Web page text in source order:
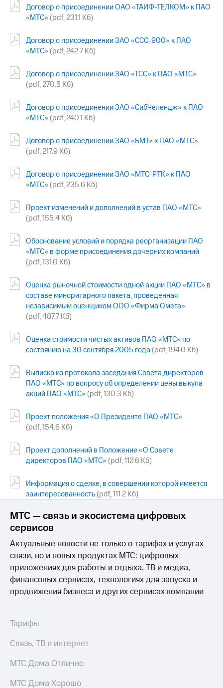
Раскрытие
информации
акционерам
Документы
ПАО
Собрания
акционеров
кабинет
акционера
Акционерный
Контроль
и
Рынок
акций
Программа
приобретения
выкупа
акций
Дивиденды
Рынок
Описание
Еврооблигации-2023
Уведомление
именных
облигаций
Регистратор
Реквизиты
Контакты
развитие
деловая этика
На главную
Договор о присоединении ОАО «ТАИФ-ТЕЛКОМ» к ПАО
«МТС» (pdf, 231.1 Кб)
Договор о присоединении ЗАО «ССС-900» к ПАО
«МТС» (pdf, 242.7 Кб)
Договор о присоединении ЗАО «ТСС» к ПАО «МТС»
(pdf, 270.5 Кб)
Договор о присоединении ЗАО «СибЧелендж» к ПАО
«МТС» (pdf, 240.1 Кб)
Договор о присоединении ЗАО «БМТ» к ПАО «МТС»
(pdf, 217.9 Кб)
Договор о присоединении ЗАО «МТС-РТК» к ПАО
«МТС» (pdf, 235.6 Кб)
Проект изменений и дополнений в устав ПАО «МТС»
(pdf, 155.4 Кб)
Обоснование условий и порядка реорганизации ПАО
«МТС» в форме присоединения дочерних компаний
(pdf, 131.0 Кб)
Оценка рыночной стоимости одной акции ПАО «МТС» в
составе миноритарного пакета, проведенная
независимым оценщиком ООО «Фирма Омега»
(pdf, 487.7 Кб)
Оценка стоимости чистых активов ПАО «МТС» по
состоянию на 30 сентября 2005 года (pdf, 194.0 Кб)
Выписка из протокола заседания Совета директоров
ПАО «МТС» по вопросу об определении цены выкупа
акций ПАО «МТС» (pdf, 130.3 Кб)
Проект положения «О Президенте ПАО «МТС»
(pdf, 154.6 Кб)
Проект дополнений в Положение «О Совете
директоров ПАО «МТС» (pdf, 112.6 Кб)
Информация о сделке, в совершении которой имеется
заинтересованность(pdf, 111.2 Кб)
МТС — связь и экосистема цифровых
сервисов
Актуальные новости не только о тарифах и услугах
связи, но и новых продуктах МТС: цифровых
приложениях для работы и отдыха, ТВ и медиа,
финансовых сервисах, технологиях для запуска и
продвижения бизнеса и других сервисах компании
Тарифы
Связь, ТВ и интернет
МТС Дома Отлично
МТС Дома Хорошо